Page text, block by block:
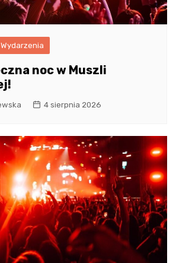
Wydarzenia
noc w Muszli
4 sierpnia 2026